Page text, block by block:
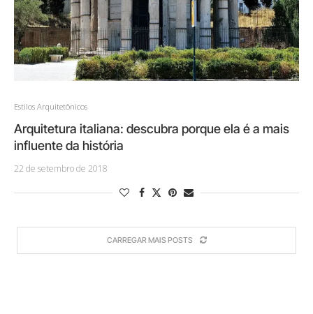
Estilos Arquitetônicos
Arquitetura italiana: descubra porque ela é a mais
influente da história
22 de setembro de 2018
CARREGAR MAIS POSTS